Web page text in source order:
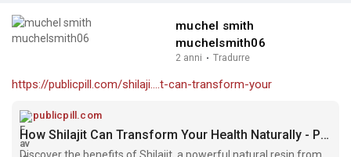
muchel smith
muchelsmith06
2 anni · Tradurre
https://publicpill.com/shilaji....t-can-transform-your
publicpill.com
How Shilajit Can Transform Your Health Naturally - Publicpill | #1 Trusted, Convenient, and affordable pharmacy,
Discover the benefits of Shilajit, a powerful natural resin from